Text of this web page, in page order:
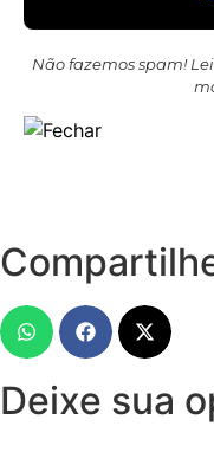
Não fazemos spam!
Deixe sua